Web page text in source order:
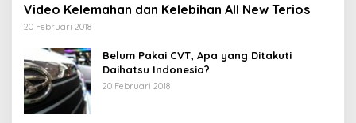
Video Kelemahan dan Kelebihan All New Terios
20 Februari 2018
Belum Pakai CVT, Apa yang Ditakuti
Daihatsu Indonesia?
20 Februari 2018